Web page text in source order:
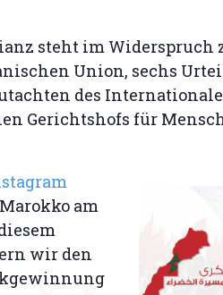
steht im Widerspruch
Union, sechs
des
Gerichtshofs für
am
wir den